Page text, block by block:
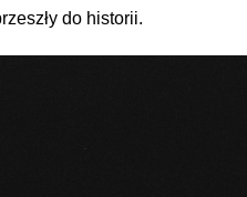
do historii.